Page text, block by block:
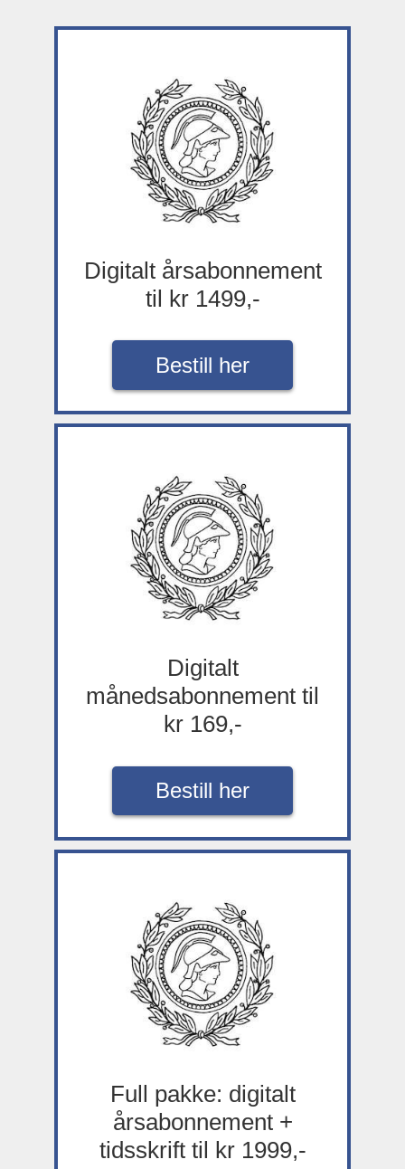
Digitalt årsabonnement
til kr 1499,-
Bestill her
Digitalt
månedsabonnement til
kr 169,-
Bestill her
Full pakke: digitalt
årsabonnement +
tidsskrift til kr 1999,-